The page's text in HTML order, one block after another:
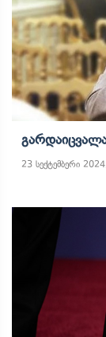
23 სექტემბერი